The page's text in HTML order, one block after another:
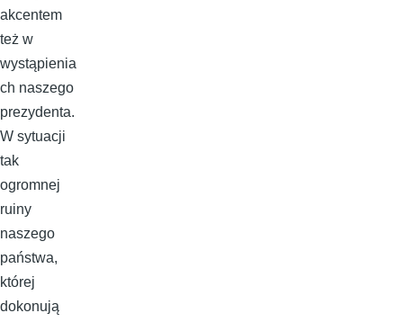
akcentem
też w
wystąpienia
ch naszego
prezydenta.
W sytuacji
tak
ogromnej
ruiny
naszego
państwa,
której
dokonują